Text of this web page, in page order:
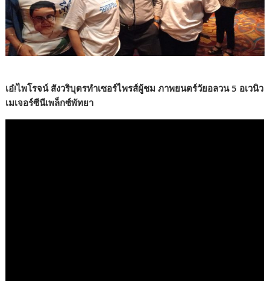
เอ๋!ไพโรจน์ สังวริบุตรทำเซอร์ไพรส์ผู้ชม ภาพยนตร์วัยอลวน 5 อเวนิว
เมเจอร์ซีนีเพล็กซ์พัทยา